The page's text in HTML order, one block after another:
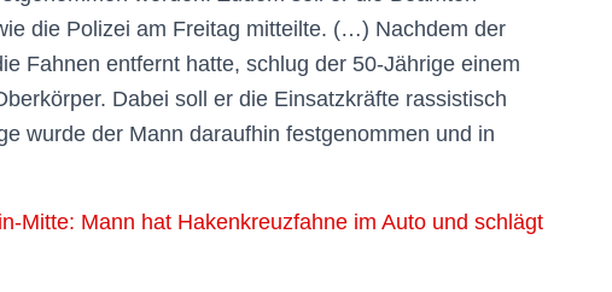
die Polizei am Freitag mitteilte. (…) Nachdem der
Fahnen entfernt hatte, schlug der 50-Jährige einem
Dabei soll er die Einsatzkräfte rassistisch
wurde der Mann daraufhin festgenommen und in
Mitte: Mann hat Hakenkreuzfahne im Auto und schlägt